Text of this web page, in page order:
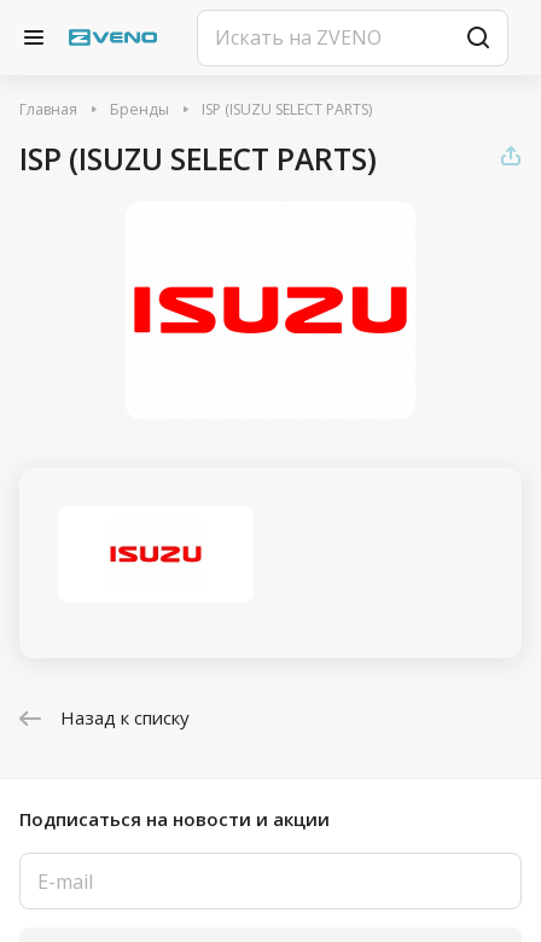
Главная Бренды ISP (ISUZU SELECT PARTS)
ISP (ISUZU SELECT PARTS)
Назад к списку
Подписаться на новости и акции